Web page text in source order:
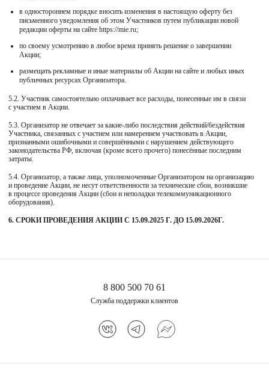
в одностороннем порядке вносить изменения в настоящую оферту без
письменного уведомления об этом Участников путем публикации новой
редакции оферты на сайте https://mie.ru;
по своему усмотрению в любое время принять решение о завершении
Акции;
размещать рекламные и иные материалы об Акции на сайте и любых иных
публичных ресурсах Организатора.
5.2. Участник самостоятельно оплачивает все расходы, понесенные им в связи
с участием в Акции.
5.3. Организатор не отвечает за какие-либо последствия действий/бездействия
Участника, связанных с участием или намерением участвовать в Акции,
признанными ошибочными и совершёнными с нарушением действующего
законодательства РФ, включая (кроме всего прочего) понесённые последним
затраты.
5.4. Организатор, а также лица, уполномоченные Организатором на организацию
и проведение Акции, не несут ответственности за технические сбои, возникшие
в процессе проведения Акции (сбои и неполадки телекоммуникационного
оборудования).
6. СРОКИ ПРОВЕДЕНИЯ АКЦИИ С 15.09.2025 Г. ДО 15.09.2026Г.
8 800 500 70 61
Служба поддержки клиентов